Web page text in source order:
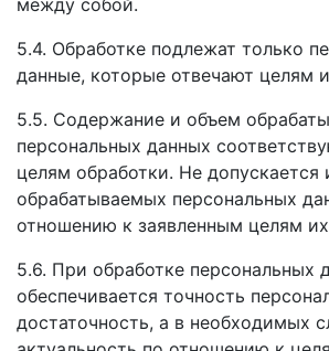
5.4. Обработке подлежат только
данные, которые отвечают целям
5.5. Содержание и объем
персональных данных
целям обработки. Не допускается
обрабатываемых персональных
отношению к заявленным целям
5.6. При обработке персональных
обеспечивается точность
достаточность, а в необходимых